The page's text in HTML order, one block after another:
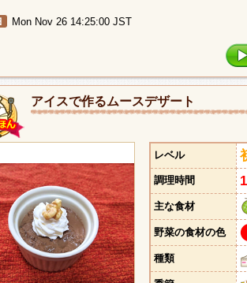
Mon Nov 26 14:25:00 JST
アイスで作るムースデザート
レベル
調理時間
主な食材
野菜の食材の色
種類